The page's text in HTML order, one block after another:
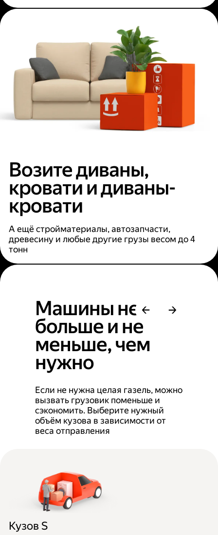
Возите диваны,
кровати и диваны-
кровати
А ещё стройматериалы, автозапчасти,
древесину и любые другие грузы весом до 4
тонн
Машины не
больше и не
меньше, чем
нужно
Если не нужна целая газель, можно
вызвать грузовик поменьше и
сэкономить. Выберите нужный
объём кузова в зависимости от
веса отправления
Кузов S